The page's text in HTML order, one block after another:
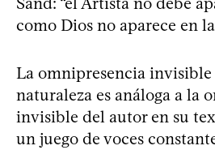
como Dios no aparece en
La omnipresencia invisible
naturaleza es análoga a la
invisible del autor en su
un juego de voces